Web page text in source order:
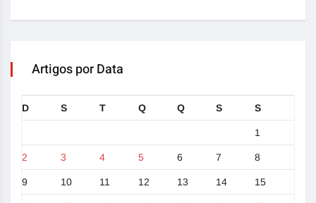
Artigos por Data
D S T Q Q S S
1
2 3 4 5 6 7 8
9 10 11 12 13 14 15